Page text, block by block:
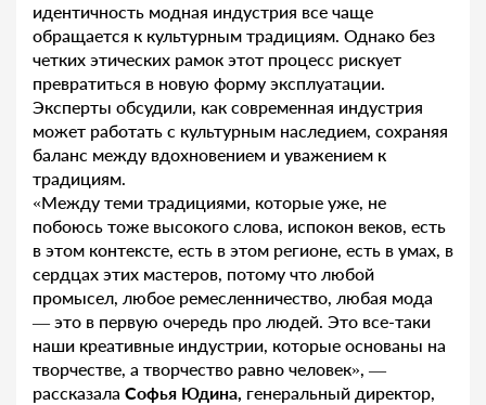
идентичность модная индустрия все чаще
обращается к культурным традициям. Однако без
четких этических рамок этот процесс рискует
превратиться в новую форму эксплуатации.
Эксперты обсудили, как современная индустрия
может работать с культурным наследием, сохраняя
баланс между вдохновением и уважением к
традициям.
«Между теми традициями, которые уже, не
побоюсь тоже высокого слова, испокон веков, есть
в этом контексте, есть в этом регионе, есть в умах, в
сердцах этих мастеров, потому что любой
промысел, любое ремесленничество, любая мода
— это в первую очередь про людей. Это все-таки
наши креативные индустрии, которые основаны на
творчестве, а творчество равно человек», —
рассказала Софья Юдина, генеральный директор,